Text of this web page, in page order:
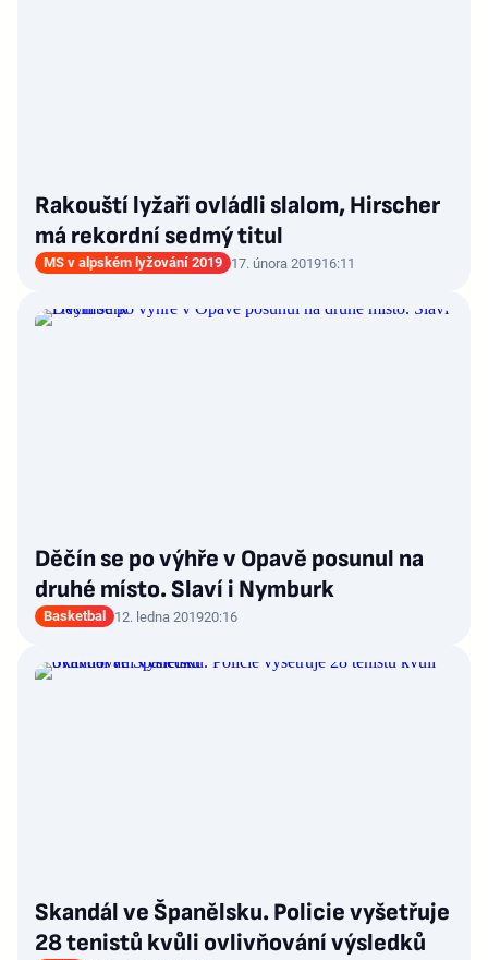
Rakouští lyžaři ovládli slalom, Hirscher
má rekordní sedmý titul
MS v alpském lyžování 2019 17. února 201916:11
Děčín se po výhře v Opavě posunul na
druhé místo. Slaví i Nymburk
Basketbal 12. ledna 201920:16
Skandál ve Španělsku. Policie vyšetřuje
28 tenistů kvůli ovlivňování výsledků